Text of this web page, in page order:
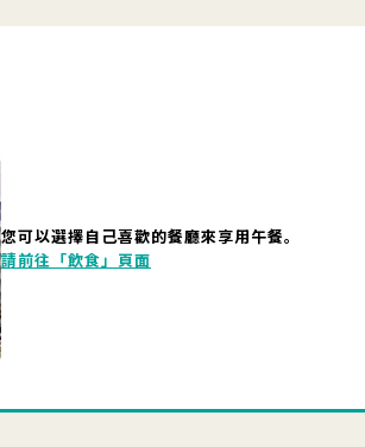
您可以選擇自己喜歡的餐廳來享用午餐。
請前往「飲食」頁面